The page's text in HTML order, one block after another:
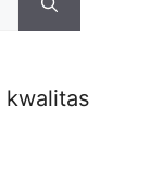
kwalitas